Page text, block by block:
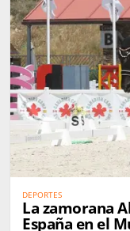
DEPORTES
La zamorana
España en el